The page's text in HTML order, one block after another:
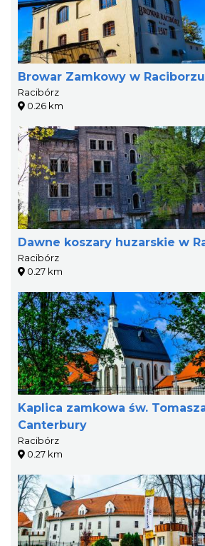
Browar Zamkowy w Raciborzu
Racibórz
0.26 km
Dawne koszary huzarskie w
Racibórz
0.27 km
Kaplica zamkowa św.
Canterbury
Racibórz
0.27 km